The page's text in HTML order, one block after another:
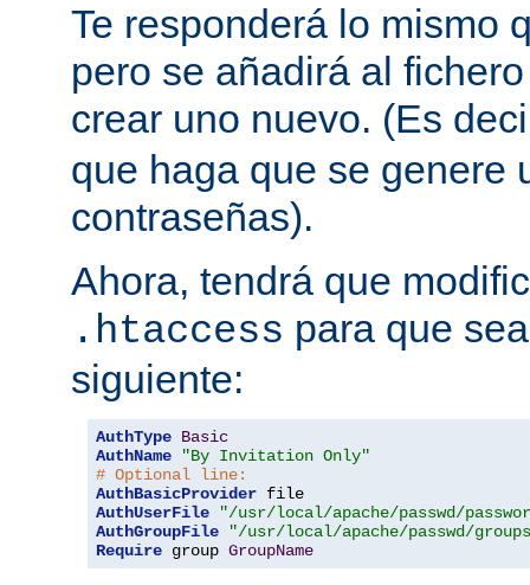
Te responderá lo mismo
pero se añadirá al
crear uno nuevo. (Es
que haga que se genere
contraseñas).
Ahora, tendrá que
.htaccess para que
siguiente:
AuthType Basic
AuthName
"By Invitation Only"
# Optional line:
AuthBasicProvider
AuthUserFile
"/usr/local/apache/passwd/
AuthGroupFile
"/usr/local/apache/passwd/
Require group GroupName